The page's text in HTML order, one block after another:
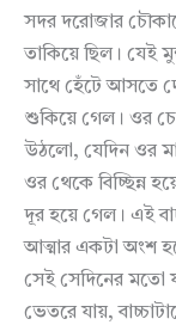
সদর দরোজার
তাকিয়ে ছিল। যেই
সাথে হেঁটে আসতে
শুকিয়ে গেল। ওর
উঠলো, যেদিন ওর
ওর থেকে বিচ্ছিন্ন
দূর হয়ে গেল। এই
আত্মার একটা অংশ
সেই সেদিনের মতো
ভেতরে যায়,